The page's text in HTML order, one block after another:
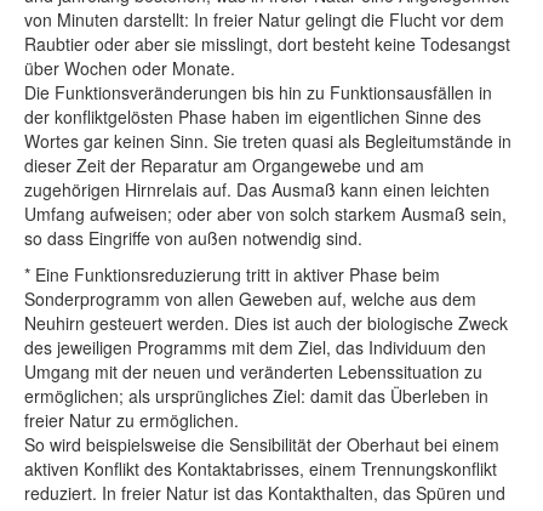
von Minuten darstellt: In freier Natur gelingt die Flucht vor dem
Raubtier oder aber sie misslingt, dort besteht keine Todesangst
über Wochen oder Monate.
Die Funktionsveränderungen bis hin zu Funktionsausfällen in
der konfliktgelösten Phase haben im eigentlichen Sinne des
Wortes gar keinen Sinn. Sie treten quasi als Begleitumstände in
dieser Zeit der Reparatur am Organgewebe und am
zugehörigen Hirnrelais auf. Das Ausmaß kann einen leichten
Umfang aufweisen; oder aber von solch starkem Ausmaß sein,
so dass Eingriffe von außen notwendig sind.
* Eine Funktionsreduzierung tritt in aktiver Phase beim
Sonderprogramm von allen Geweben auf, welche aus dem
Neuhirn gesteuert werden. Dies ist auch der biologische Zweck
des jeweiligen Programms mit dem Ziel, das Individuum den
Umgang mit der neuen und veränderten Lebenssituation zu
ermöglichen; als ursprüngliches Ziel: damit das Überleben in
freier Natur zu ermöglichen.
So wird beispielsweise die Sensibilität der Oberhaut bei einem
aktiven Konflikt des Kontaktabrisses, einem Trennungskonflikt
reduziert. In freier Natur ist das Kontakthalten, das Spüren und